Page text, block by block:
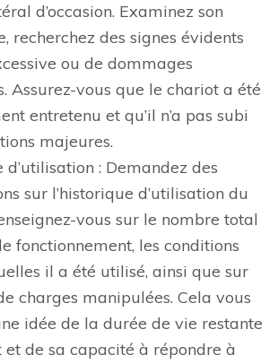
d’occasion. Examinez son
recherchez des signes évidents
ou de dommages
Assurez-vous que le chariot a été
entretenu et qu’il n’a pas subi
majeures.
d’utilisation : Demandez des
sur l’historique d’utilisation du
vous sur le nombre total
fonctionnement, les conditions
il a été utilisé, ainsi que sur
charges manipulées. Cela vous
idée de la durée de vie restante
de sa capacité à répondre à